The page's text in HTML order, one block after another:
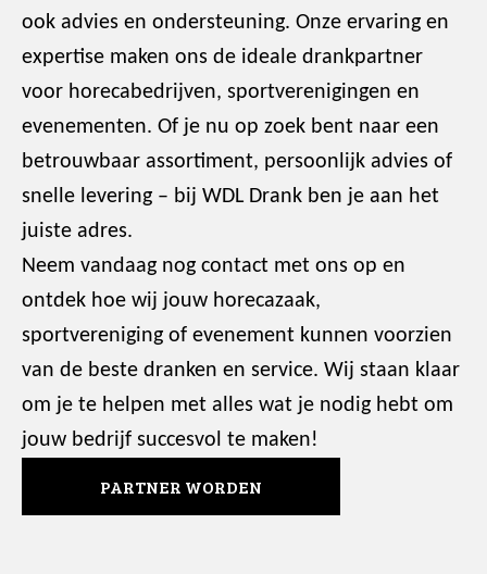
ook advies en ondersteuning. Onze ervaring en
expertise maken ons de ideale drankpartner
voor horecabedrijven, sportverenigingen en
evenementen. Of je nu op zoek bent naar een
betrouwbaar assortiment, persoonlijk advies of
snelle levering – bij WDL Drank ben je aan het
juiste adres.
Neem vandaag nog contact met ons op en
ontdek hoe wij jouw horecazaak,
sportvereniging of evenement kunnen voorzien
van de beste dranken en service. Wij staan klaar
om je te helpen met alles wat je nodig hebt om
jouw bedrijf succesvol te maken!
PARTNER WORDEN